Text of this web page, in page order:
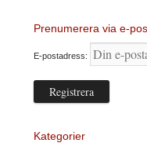
Prenumerera via e-
E-postadress:
Kategorier